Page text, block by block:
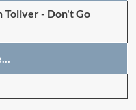
Toliver- Don't Go